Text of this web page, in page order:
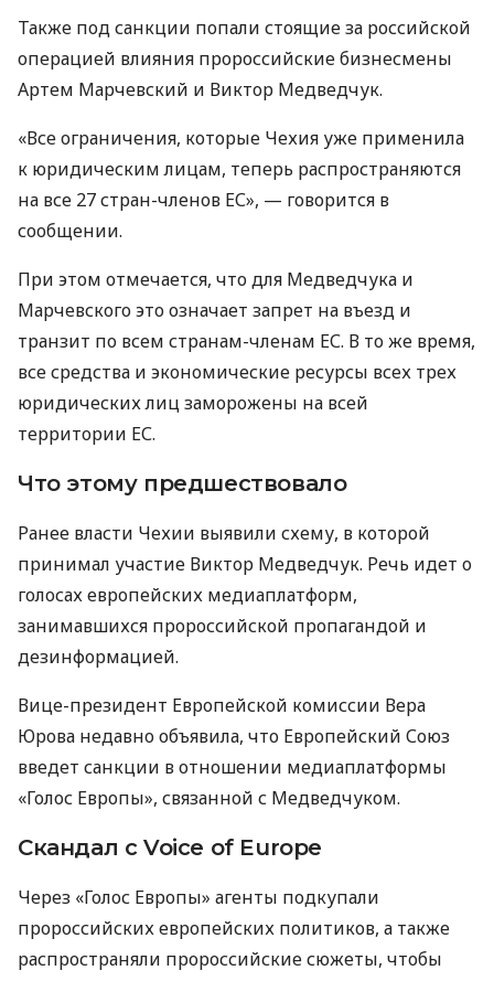
Также под санкции попали стоящие за российской
операцией влияния пророссийские бизнесмены
Артем Марчевский и Виктор Медведчук.
«Все ограничения, которые Чехия уже применила
к юридическим лицам, теперь распространяются
на все 27 стран-членов ЕС», — говорится в
сообщении.
При этом отмечается, что для Медведчука и
Марчевского это означает запрет на въезд и
транзит по всем странам-членам ЕС. В то же время,
все средства и экономические ресурсы всех трех
юридических лиц заморожены на всей
территории ЕС.
Что этому предшествовало
Ранее власти Чехии выявили схему, в которой
принимал участие Виктор Медведчук. Речь идет о
голосах европейских медиаплатформ,
занимавшихся пророссийской пропагандой и
дезинформацией.
Вице-президент Европейской комиссии Вера
Юрова недавно объявила, что Европейский Союз
введет санкции в отношении медиаплатформы
«Голос Европы», связанной с Медведчуком.
Скандал с Voice of Europe
Через «Голос Европы» агенты подкупали
пророссийских европейских политиков, а также
распространяли пророссийские сюжеты, чтобы